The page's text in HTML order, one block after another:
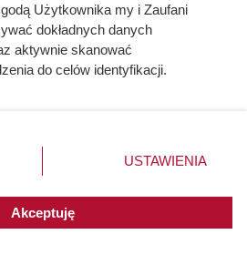
Użytkownika my i Zaufani
dokładnych danych
aktywnie skanować
do celów identyfikacji.
przycisk ustawień prywatności
dolnym rogu strony. Niektóre
prawo sprzeciwić się takiemu
będą miały zastosowania do
USTAWIENIA
Akceptuję